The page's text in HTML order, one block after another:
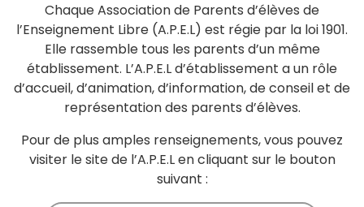
Chaque Association de Parents d’élèves de
l’Enseignement Libre (A.P.E.L) est régie par la loi 1901.
Elle rassemble tous les parents d’un même
établissement. L’A.P.E.L d’établissement a un rôle
d’accueil, d’animation, d’information, de conseil et de
représentation des parents d’élèves.
Pour de plus amples renseignements, vous pouvez
visiter le site de l’A.P.E.L en cliquant sur le bouton
suivant :